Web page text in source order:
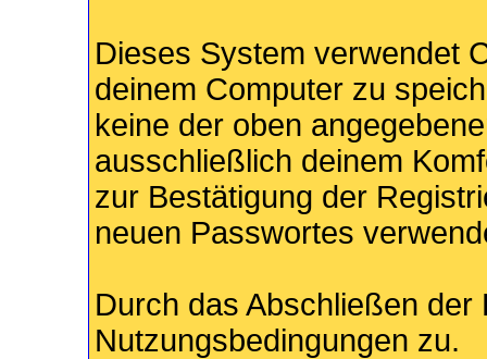
Dieses System verwendet
deinem Computer zu
keine der oben
ausschließlich deinem
zur Bestätigung der
neuen Passwortes
Durch das Abschließen
Nutzungsbedingungen zu.